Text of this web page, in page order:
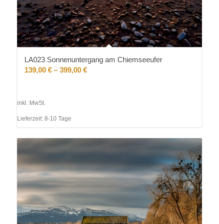
LA023 Sonnenuntergang am Chiemseeufer
139,00 €– 399,00 €
inkl. MwSt.
Lieferzeit: 8-10 Tage